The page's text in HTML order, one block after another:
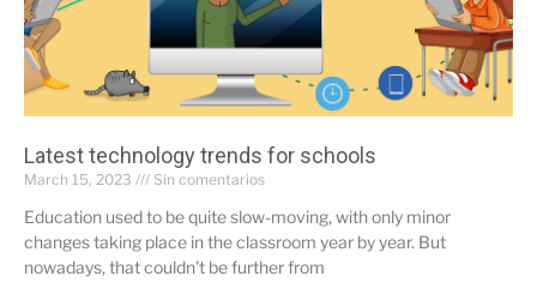
Latest technology trends for schools
March 15, 2023 Sin comentarios
Education used to be quite slow-moving, with only minor
changes taking place in the classroom year by year. But
nowadays, that couldn’t be further from